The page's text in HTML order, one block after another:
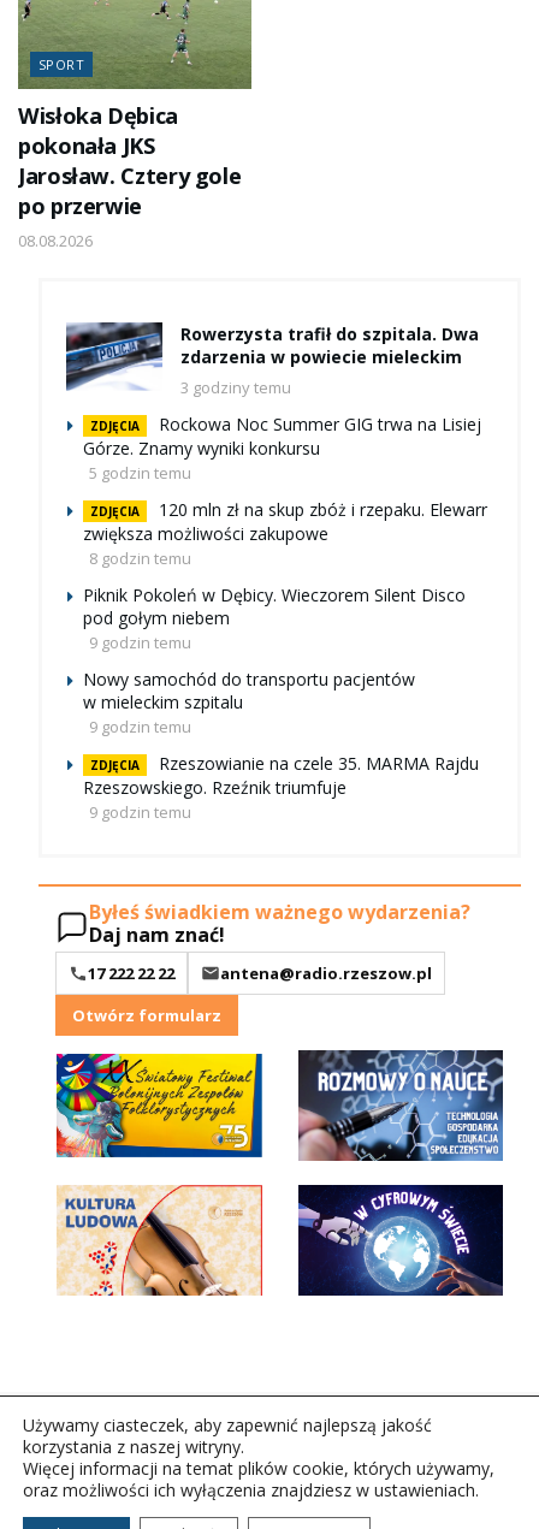
SPORT
Wisłoka Dębica
pokonała JKS
Jarosław. Cztery gole
po przerwie
08.08.2026
Rowerzysta trafił do szpitala. Dwa
zdarzenia w powiecie mieleckim
3 godziny temu
ZDJĘCIA
Rockowa Noc Summer GIG trwa na Lisiej
Górze. Znamy wyniki konkursu
5 godzin temu
ZDJĘCIA
120 mln zł na skup zbóż i rzepaku. Elewarr
zwiększa możliwości zakupowe
8 godzin temu
Piknik Pokoleń w Dębicy. Wieczorem Silent Disco
pod gołym niebem
9 godzin temu
Nowy samochód do transportu pacjentów
w mieleckim szpitalu
9 godzin temu
ZDJĘCIA
Rzeszowianie na czele 35. MARMA Rajdu
Rzeszowskiego. Rzeźnik triumfuje
9 godzin temu
Byłeś świadkiem ważnego wydarzenia?
Daj nam znać!
17 222 22 22
antena@radio.rzeszow.pl
Otwórz formularz
Copyright © 2026Polskie Radio Rzeszów S.A. w likwidacj.
Używamy ciasteczek, aby zapewnić najlepszą jakość
korzystania z naszej witryny.
Więcej informacji na temat plików cookie, których używamy,
oraz możliwości ich wyłączenia znajdziesz w ustawieniach.